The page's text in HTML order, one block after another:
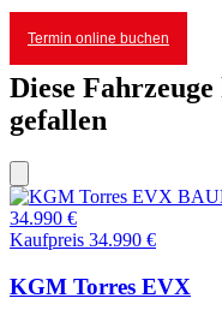
Termin online buchen
Diese
gefallen
34.990 €
Kaufpreis 34.990 €
KGM Torres EVX